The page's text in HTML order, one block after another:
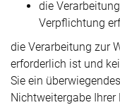
die
Verpflichtung
die Verarbeitung zur
erforderlich ist und
Sie ein
Nichtweitergabe Ihrer